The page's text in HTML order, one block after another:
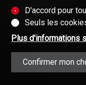
D'accord pour
Seuls les
Plus d'informations
Confirmer mon